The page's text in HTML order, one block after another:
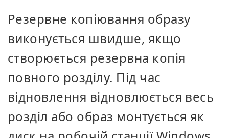
Резервне копіювання образу
виконується швидше, якщо
створюється резервна копія
повного розділу. Під час
відновлення відновлюється весь
розділ або образ монтується як